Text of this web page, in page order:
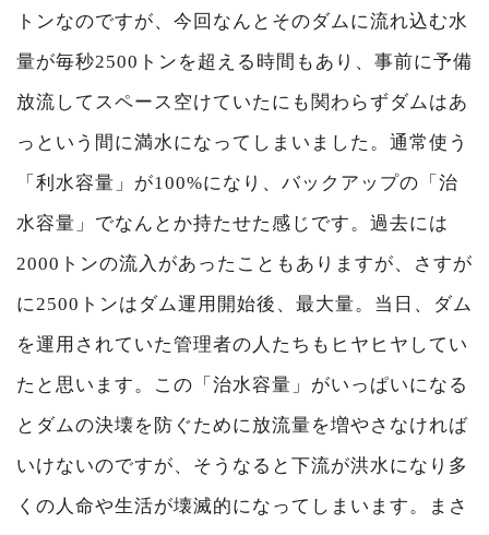
トンなのですが、今回なんとそのダムに流れ込む水
量が毎秒2500トンを超える時間もあり、事前に予備
放流してスペース空けていたにも関わらずダムはあ
っという間に満水になってしまいました。通常使う
「利水容量」が100%になり、バックアップの「治
水容量」でなんとか持たせた感じです。過去には
2000トンの流入があったこともありますが、さすが
に2500トンはダム運用開始後、最大量。当日、ダム
を運用されていた管理者の人たちもヒヤヒヤしてい
たと思います。この「治水容量」がいっぱいになる
とダムの決壊を防ぐために放流量を増やさなければ
いけないのですが、そうなると下流が洪水になり多
くの人命や生活が壊滅的になってしまいます。まさ